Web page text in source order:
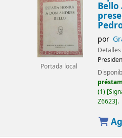
Portada local
Bello
por
(1)
Z6623 .